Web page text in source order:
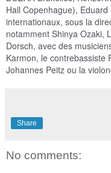
Hall Copenhague),
internationaux, sous la
notamment Shinya Ozaki,
Dorsch, avec des
Karmon, le contrebassiste
Johannes Peitz ou la
Share
No comments: